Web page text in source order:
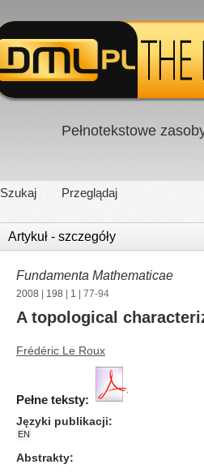
Pełnotekstowe
Szukaj Przeglądaj
Artykuł - szczegóły
Fundamenta Mathematicae
2008 198 1 | 77-94
A topological
Frédéric Le Roux
Pełne teksty:
Języki publikacji
EN
Abstrakty